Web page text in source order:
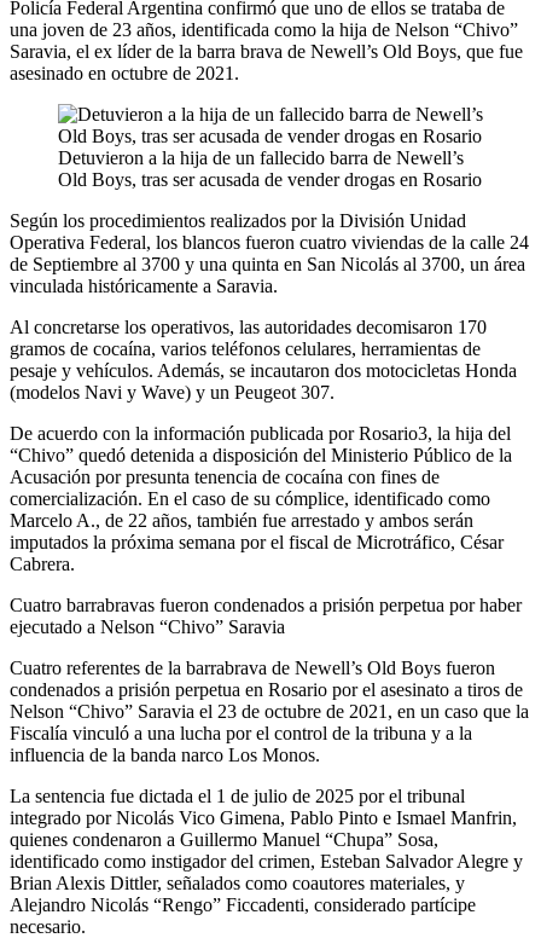
Policía Federal Argentina confirmó que uno de ellos se trataba de
una joven de 23 años, identificada como la hija de Nelson “Chivo”
Saravia, el ex líder de la barra brava de Newell’s Old Boys, que fue
asesinado en octubre de 2021.
Detuvieron a la hija de un fallecido barra de Newell’s
Old Boys, tras ser acusada de vender drogas en Rosario
Según los procedimientos realizados por la División Unidad
Operativa Federal, los blancos fueron cuatro viviendas de la calle 24
de Septiembre al 3700 y una quinta en San Nicolás al 3700, un área
vinculada históricamente a Saravia.
Al concretarse los operativos, las autoridades decomisaron 170
gramos de cocaína, varios teléfonos celulares, herramientas de
pesaje y vehículos. Además, se incautaron dos motocicletas Honda
(modelos Navi y Wave) y un Peugeot 307.
De acuerdo con la información publicada por Rosario3, la hija del
“Chivo” quedó detenida a disposición del Ministerio Público de la
Acusación por presunta tenencia de cocaína con fines de
comercialización. En el caso de su cómplice, identificado como
Marcelo A., de 22 años, también fue arrestado y ambos serán
imputados la próxima semana por el fiscal de Microtráfico, César
Cabrera.
Cuatro barrabravas fueron condenados a prisión perpetua por haber
ejecutado a Nelson “Chivo” Saravia
Cuatro referentes de la barrabrava de Newell’s Old Boys fueron
condenados a prisión perpetua en Rosario por el asesinato a tiros de
Nelson “Chivo” Saravia el 23 de octubre de 2021, en un caso que la
Fiscalía vinculó a una lucha por el control de la tribuna y a la
influencia de la banda narco Los Monos.
La sentencia fue dictada el 1 de julio de 2025 por el tribunal
integrado por Nicolás Vico Gimena, Pablo Pinto e Ismael Manfrin,
quienes condenaron a Guillermo Manuel “Chupa” Sosa,
identificado como instigador del crimen, Esteban Salvador Alegre y
Brian Alexis Dittler, señalados como coautores materiales, y
Alejandro Nicolás “Rengo” Ficcadenti, considerado partícipe
necesario.